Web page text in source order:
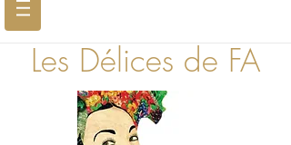
Les Délices de FA